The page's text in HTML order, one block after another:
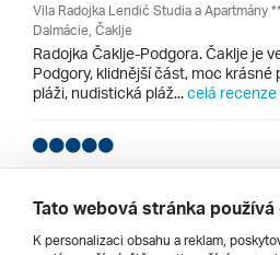
Vila Radojka Lendić Studia a Apartmány
Dalmácie, Čaklje
Radojka Čaklje-Podgora. Čaklje je
Podgory, klidnější část, moc krásné
pláži, nudistická pláž...celá recenze
Teichin
TUI Blue Makarska Hotel ****,
Hotel TUI BLUE Makarska- Adults
hotelovém komplexu pro dospělé
Tato webová stránka
K personalizaci obsahu a reklam,